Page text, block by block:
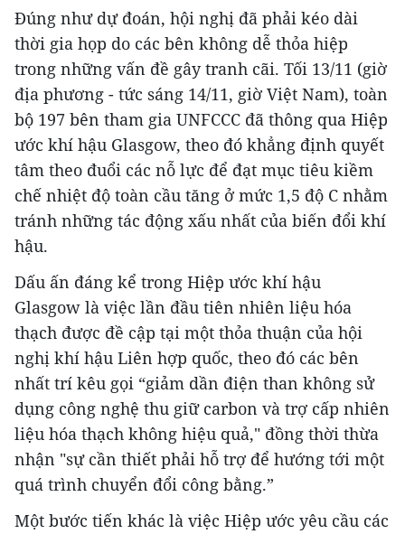
Đúng như dự đoán, hội nghị đã phải kéo dài
thời gia họp do các bên không dễ thỏa hiệp
trong những vấn đề gây tranh cãi. Tối 13/11 (giờ
địa phương - tức sáng 14/11, giờ Việt Nam), toàn
bộ 197 bên tham gia UNFCCC đã thông qua Hiệp
ước khí hậu Glasgow, theo đó khẳng định quyết
tâm theo đuổi các nỗ lực để đạt mục tiêu kiềm
chế nhiệt độ toàn cầu tăng ở mức 1,5 độ C nhằm
tránh những tác động xấu nhất của biến đổi khí
hậu.
Dấu ấn đáng kể trong Hiệp ước khí hậu
Glasgow là việc lần đầu tiên nhiên liệu hóa
thạch được đề cập tại một thỏa thuận của hội
nghị khí hậu Liên hợp quốc, theo đó các bên
nhất trí kêu gọi “giảm dần điện than không sử
dụng công nghệ thu giữ carbon và trợ cấp nhiên
liệu hóa thạch không hiệu quả," đồng thời thừa
nhận "sự cần thiết phải hỗ trợ để hướng tới một
quá trình chuyển đổi công bằng.”
Một bước tiến khác là việc Hiệp ước yêu cầu các